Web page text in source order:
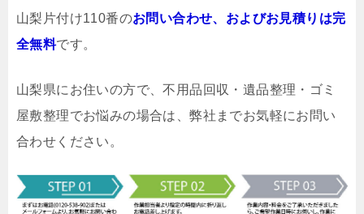
山梨片付け110番のお問い合わせ、およびお見積りは完
全無料です。
山梨県にお住いの方で、不用品回収・遺品整理・ゴミ
屋敷整理でお悩みの場合は、弊社までお気軽にお問い
合わせください。